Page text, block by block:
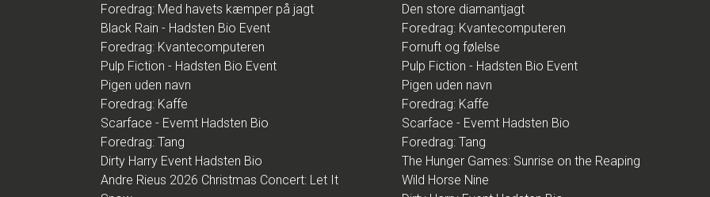
Foredrag: Med havets kæmper på jagt
Black Rain - Hadsten Bio Event
Foredrag: Kvantecomputeren
Pulp Fiction - Hadsten Bio Event
Pigen uden navn
Foredrag: Kaffe
Scarface - Evemt Hadsten Bio
Foredrag: Tang
Dirty Harry Event Hadsten Bio
Andre Rieus 2026 Christmas Concert: Let It
Den store diamantjagt
Foredrag: Kvantecomputeren
Fornuft og følelse
Pulp Fiction - Hadsten Bio Event
Pigen uden navn
Foredrag: Kaffe
Scarface - Evemt Hadsten Bio
Foredrag: Tang
The Hunger Games: Sunrise on the Reaping
Wild Horse Nine